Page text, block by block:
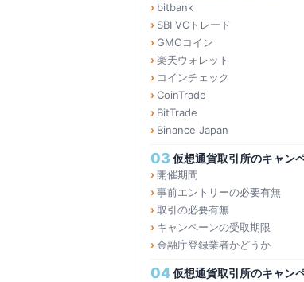
bitbank
SBI VCトレード
GMOコイン
楽天ウォレット
コインチェック
CoinTrade
BitTrade
Binance Japan
03 仮想通貨取引所のキャン
開催期間
事前エントリーの必要有無
取引の必要有無
キャンペーンの受取期限
金融庁登録業者かどうか
04仮想通貨取引所のキャン